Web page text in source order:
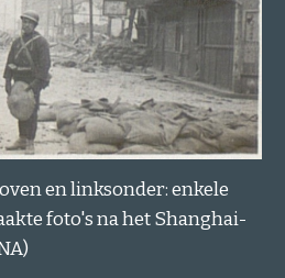
en linksonder: enkele
foto's na het Shanghai-